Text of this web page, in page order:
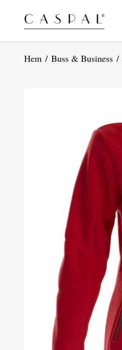
Hem / Buss & Business /